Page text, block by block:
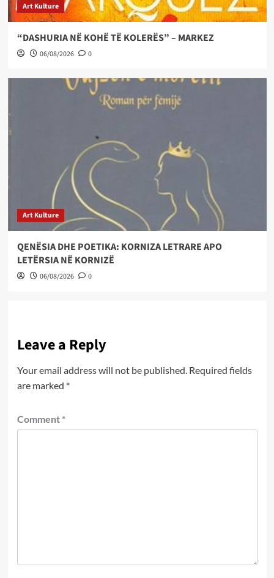
Art Kulture
“DASHURIA NË KOHË TË KOLERËS” – MARKEZ
06/08/2026 0
Art Kulture
QENËSIA DHE POETIKA: KORNIZA LETRARE APO
LETËRSIA NË KORNIZË
06/08/2026 0
Leave a Reply
Your email address will not be published. Required fields
are marked *
Comment *